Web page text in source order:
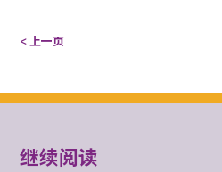
< 上一页
继续阅读